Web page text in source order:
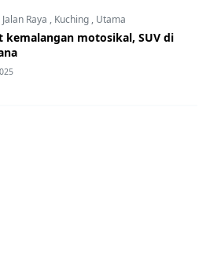
Raya , Kuching , Utama
kemalangan motosikal, SUV di